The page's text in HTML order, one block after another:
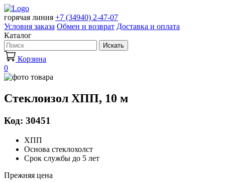
горячая линия +7 (34940) 2-47-07
Условия заказа Обмен и возврат Доставка и оплата
Каталог
Искать
Корзина
0
Стеклоизол ХПП, 10 м
Код: 30451
ХПП
Основа стеклохолст
Срок службы до 5 лет
Прежняя цена